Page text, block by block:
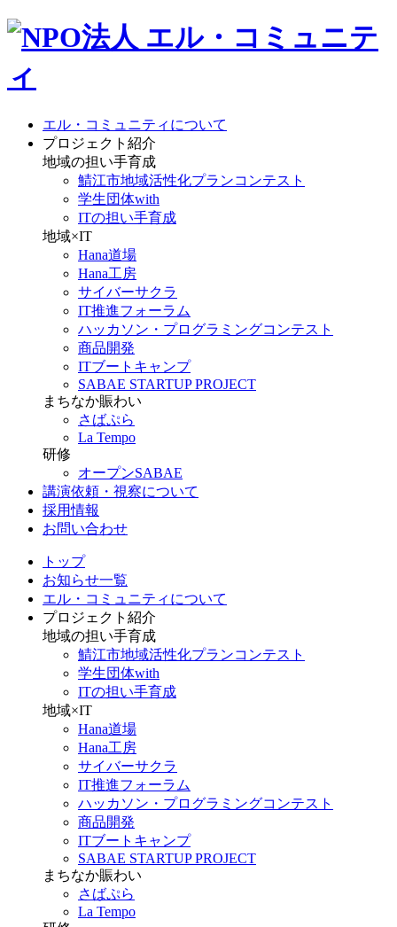
エル・コミュニティについて
プロジェクト紹介
地域の担い手育成
鯖江市地域活性化プランコンテスト
学生団体with
ITの担い手育成
地域×IT
Hana道場
Hana工房
サイバーサクラ
IT推進フォーラム
ハッカソン・プログラミングコンテスト
商品開発
ITブートキャンプ
SABAE STARTUP PROJECT
まちなか賑わい
さばぷら
La Tempo
研修
オープンSABAE
講演依頼・視察について
採用情報
お問い合わせ
トップ
お知らせ一覧
エル・コミュニティについて
プロジェクト紹介
地域の担い手育成
鯖江市地域活性化プランコンテスト
学生団体with
ITの担い手育成
地域×IT
Hana道場
Hana工房
サイバーサクラ
IT推進フォーラム
ハッカソン・プログラミングコンテスト
商品開発
ITブートキャンプ
SABAE STARTUP PROJECT
まちなか賑わい
さばぷら
La Tempo